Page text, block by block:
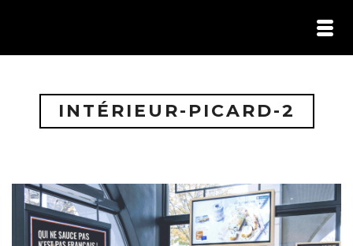
ILS M’ONT FAIT CONFIANCE /
CONTACT
INTÉRIEUR-PICARD-2